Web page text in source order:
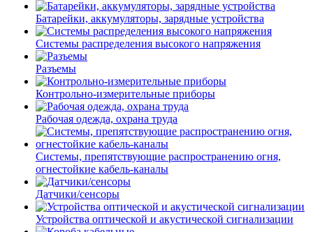
Батарейки, аккумуляторы, зарядные устройства
Системы распределения высокого напряжения
Разъемы
Контрольно-измерительные приборы
Рабочая одежда, охрана труда
Системы, препятствующие распространению огня,
огнестойкие кабель-каналы
Датчики/сенсоры
Устройства оптической и акустической сигнализации